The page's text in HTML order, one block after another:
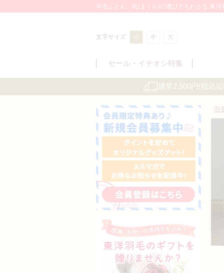
羽毛ふとん、枕(まくら)の選び方もわかる 東洋
文字サイズ 小 中 大
セール・ イチオシ特集
通常2,500円(税込)
羽